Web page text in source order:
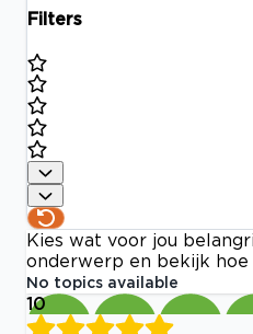
Filters
Kies wat voor jou
onderwerp en bekijk
No topics available
10